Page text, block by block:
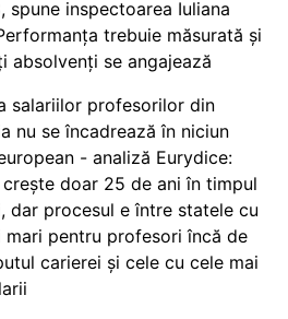
spune inspectoarea Iuliana
trebuie măsurată și
absolvenți se angajează
salariilor profesorilor din
nu se încadrează în niciun
- analiză Eurydice:
crește doar 25 de ani în timpul
dar procesul e între statele cu
mari pentru profesori încă de
carierei și cele cu cele mai